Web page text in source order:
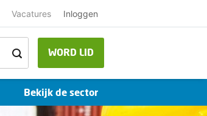
Vacatures Inloggen
WORD LID
Bekijk de sector